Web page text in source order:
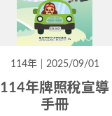
114年 2025/09/01
114年牌照稅宣導
手冊